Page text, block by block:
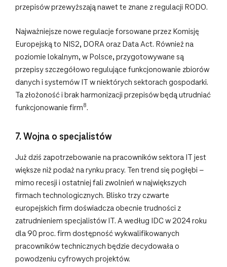
przepisów przewyższają nawet te znane z regulacji RODO.
Najważniejsze nowe regulacje forsowane przez Komisję
Europejską to NIS2, DORA oraz Data Act. Również na
poziomie lokalnym, w Polsce, przygotowywane są
przepisy szczegółowo regulujące funkcjonowanie zbiorów
danych i systemów IT w niektórych sektorach gospodarki.
Ta złożoność i brak harmonizacji przepisów będą utrudniać
funkcjonowanie firm8.
7. Wojna o specjalistów
Już dziś zapotrzebowanie na pracowników sektora IT jest
większe niż podaż na rynku pracy. Ten trend się pogłębi –
mimo recesji i ostatniej fali zwolnień w największych
firmach technologicznych. Blisko trzy czwarte
europejskich firm doświadcza obecnie trudności z
zatrudnieniem specjalistów IT. A według IDC w 2024 roku
dla 90 proc. firm dostępność wykwalifikowanych
pracowników technicznych będzie decydowała o
powodzeniu cyfrowych projektów.